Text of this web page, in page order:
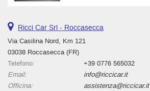
Ricci Car Srl - Roccasecca
Via Casilina Nord, Km 121
03038 Roccasecca (FR)
Telefono:
+39 0776 565032
Email:
info@riccicar.it
Officina:
assistenza@riccicar.it